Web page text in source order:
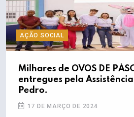
AÇÃO SOCIAL
Milhares de OVOS DE
entregues pela
Pedro.
17 DE MARÇO DE 2024